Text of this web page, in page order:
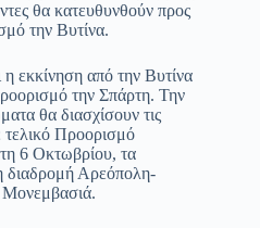
θα κατευθυνθούν προς
την Βυτίνα.
εκκίνηση από την Βυτίνα
την Σπάρτη. Την
θα διασχίσουν τις
Προορισμό
6 Οκτωβρίου, τα
διαδρομή Αρεόπολη-
Μονεμβασιά.